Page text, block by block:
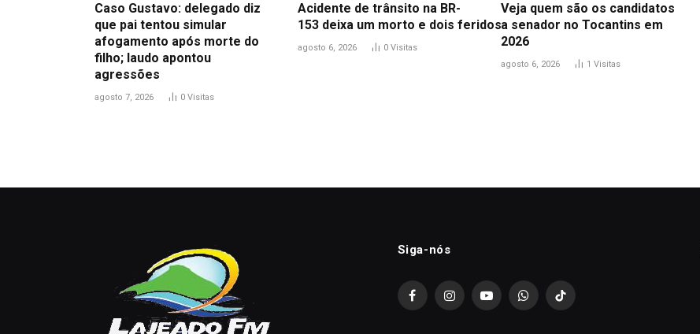
Caso Gustavo: delegado diz
que pai tentou simular
afogamento após morte do
filho; laudo apontou
agressões
agosto 7, 2026 0 Visitas
Acidente de trânsito na BR-
153 deixa um morto e dois feridos
agosto 6, 2026 0 Visitas
Veja quem são os candidatos
a senador no Tocantins em
2026
agosto 6, 2026 1 Visitas
Siga-nós
FacebookInstagramYouTubeWhatsAppTikTok